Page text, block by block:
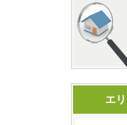
エ